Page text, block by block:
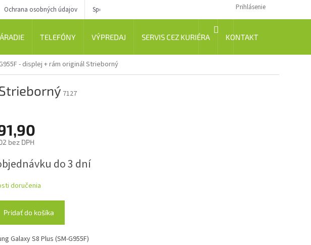
Ochrana osobných údajov Spôsob dopravy Prihlásenie
NÁKUPNÝ
TELEFÓNY VÝPREDAJ SERVIS CEZ KURIÉRA KONTAKT
- displej + rám originál Strieborný
7127
bez DPH
do 3 dní
doručenia
Pridať do košíka
Galaxy S8 Plus (SM-G955F)